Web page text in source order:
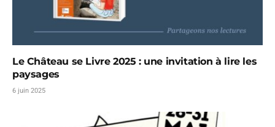
Le Château se Livre 2025 : une invitation à lire les
paysages
6 juin 2025